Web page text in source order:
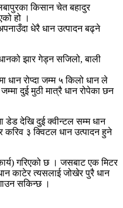
किसान चेत बहादुर
हो ।
धेरै धान उत्पादन बढ्ने
झार गेड्न सजिलो, बाली
धान रोप्दा जम्म ५ किलो धान ले
दुई मुठी मात्रै धान रोपेका छन
डेड देखि दुई क्वीन्टल सम्म धान
करिव ३ क्विटल धान उत्पादन हुने
गरिएको छ । जसबाट एक मिटर
काटेर त्यसलाई जोखेर पुरै धान
सकिन्छ ।